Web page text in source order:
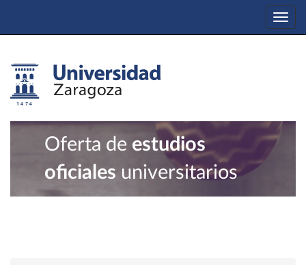
Oferta de estudios
oficiales universitarios